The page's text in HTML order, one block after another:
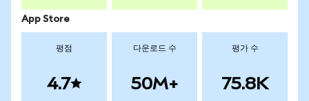
App Store
평점
4.7
다운로드 수
50M+
평가 수
75.8K